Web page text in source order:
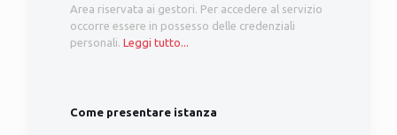
Area riservata ai gestori. Per accedere al servizio
occorre essere in possesso delle credenziali
personali. Leggi tutto...
Come presentare istanza